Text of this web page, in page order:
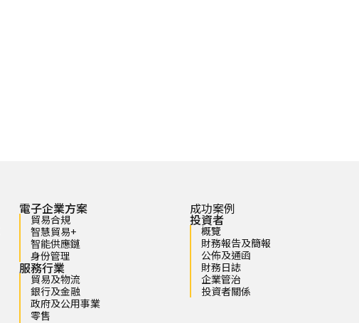
電子企業方案
貿易合規
智慧貿易+
智能供應鏈
身份管理
服務行業
貿易及物流
銀行及金融
政府及公用事業
零售
成功案例
投資者
概覽
財務報告及簡報
公佈及通函
財務日誌
企業管治
投資者關係